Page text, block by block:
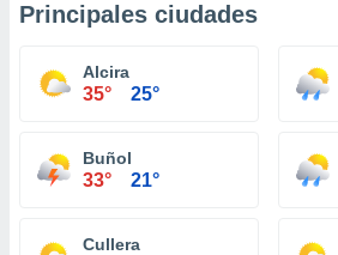
Principales ciudades
Alcira
35° 25°
Buñol
33° 21°
Cullera